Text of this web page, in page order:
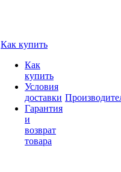
Как купить
Как
купить
Условия
доставки
Гарантия
и
возврат
товара